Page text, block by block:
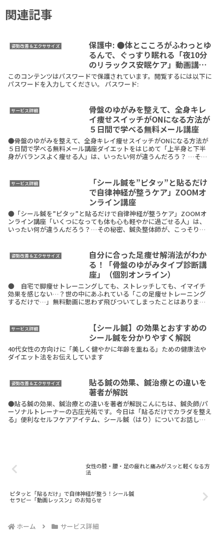
関連記事
姿勢改善＆エクササイズ
保護中: ●体とこころがふわっとゆ
るんで、ぐっすり眠れる「夜10分
のリラックス安眠ケア」動画講座
（メルマガ読者さん特別価格販
売）
このコンテンツはパスワードで保護されています。閲覧するには以下に
パスワードを入力してください。 パスワード:
サービス詳細
骨盤のゆがみを整えて、全身キレ
イ痩せスイッチがONになる方法が
５日間で学べる無料メール講座
●骨盤のゆがみを整えて、全身キレイ痩せスイッチがONになる方法が
５日間で学べる無料メール講座ダイエットをはじめて「上半身と下半
身がバランスよく痩せる人」は、いったい何が違うんだろう？ …その
サービス詳細
「シール鍼を”ピタッ”と貼るだけ
で自律神経が整うケア」ZOOMオ
ンライン講座
●「シール鍼を”ピタッ”と貼るだけで自律神経が整うケア」ZOOMオ
ンライン講座「いくつになっても体も心も軽やかに過ごせる人」は、
いったい何が違うんだろう？…その秘密、鍼灸整体師が、こっそり教
姿勢改善＆エクササイズ
自分に合った足痩せ解消法がわか
る！「骨盤のゆがみタイプ診断講
座」（個別オンライン）
● 自宅で脚痩せトレーニングしても、ストレッチしても、イマイチ
効果を感じない…？世の中にあふれている「この足痩せトレーニング
するだけで…」無料動画に思わず飛びついてしまったことはありませ
サービス詳細
【シール鍼】の効果とおすすめの
シール鍼を分かりやすく解説
40代女性の方向けに「美しく健やかに年齢を重ねる」ための健康法や
ダイエット法をお伝えしています
姿勢改善＆エクササイズ
貼る鍼の効果、鍼治療との違いを
著者が解説
●貼る鍼の効果、鍼治療との違いを著者が解説こんにちは、鍼灸師/パ
ーソナルトレーナーの古庄光祐です。今日は「貼るだけでカラダを整え
る」便利なセルフケアアイテム、シール鍼（はり）についてお話しま
女性の膝・腰・足の疲れと痛みがスッと軽くなる方
法
ピタッと「貼るだけ」で自律神経が整う！シール鍼
セラピー「動画レッスン」のお知らせ
ホーム サービス詳細